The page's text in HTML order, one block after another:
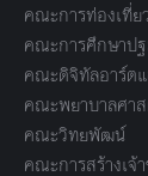
คณะการท่องเที่ย
คณะการศึกษาป
คณะดิจิทัลอาร์ต
คณะพยาบาลศา
คณะวิทยพัฒน์
คณะการสร้างเจ้